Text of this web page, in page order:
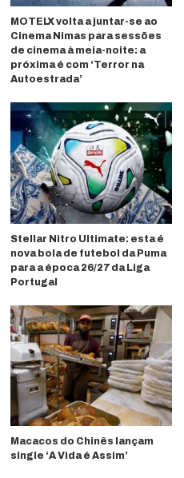
MOTELX volta a juntar-se ao
Cinema Nimas para sessões
de cinema à meia-noite: a
próxima é com ‘Terror na
Autoestrada’
Stellar Nitro Ultimate: esta é
nova bola de futebol da Puma
para a época 26/27 da Liga
Portugal
Macacos do Chinês lançam
single ‘A Vida é Assim’